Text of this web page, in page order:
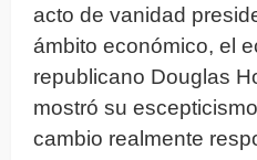
acto de vanidad
ámbito económico, el
republicano Douglas
mostró su
cambio realmente